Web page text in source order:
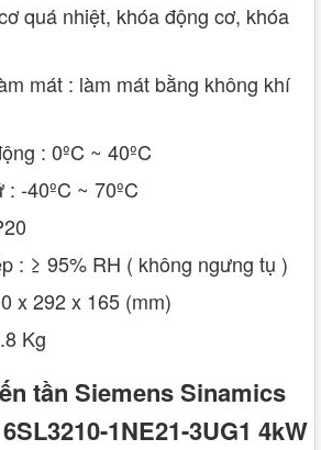
quá nhiệt, khóa động cơ, khóa
mát : làm mát bằng không khí
: 0ºC ~ 40ºC
-40ºC ~ 70ºC
: ≥ 95% RH ( không ngưng tụ )
x 292 x 165 (mm)
Kg
tần Siemens Sinamics
1NE21-3UG1 4kW